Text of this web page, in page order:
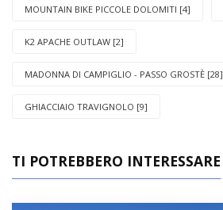
MOUNTAIN BIKE PICCOLE DOLOMITI [4]
K2 APACHE OUTLAW [2]
MADONNA DI CAMPIGLIO - PASSO GROSTÈ [28]
GHIACCIAIO TRAVIGNOLO [9]
TI POTREBBERO INTERESSARE